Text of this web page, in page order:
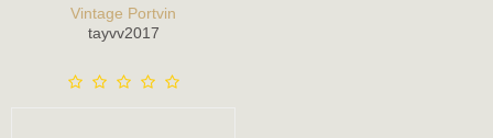
Vintage Portvin
tayvv2017